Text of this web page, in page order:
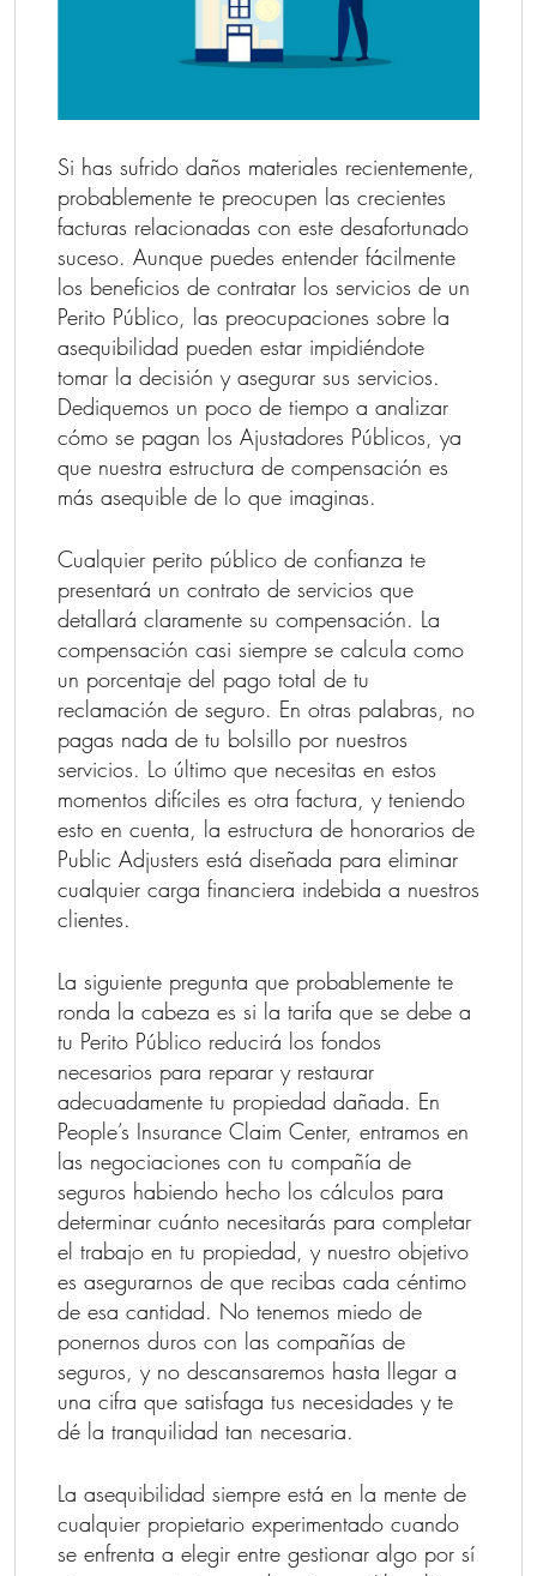
Si has sufrido daños materiales recientemente,
probablemente te preocupen las crecientes
facturas relacionadas con este desafortunado
suceso. Aunque puedes entender fácilmente
los beneficios de contratar los servicios de un
Perito Público, las preocupaciones sobre la
asequibilidad pueden estar impidiéndote
tomar la decisión y asegurar sus servicios.
Dediquemos un poco de tiempo a analizar
cómo se pagan los Ajustadores Públicos, ya
que nuestra estructura de compensación es
más asequible de lo que imaginas.
Cualquier perito público de confianza te
presentará un contrato de servicios que
detallará claramente su compensación. La
compensación casi siempre se calcula como
un porcentaje del pago total de tu
reclamación de seguro. En otras palabras, no
pagas nada de tu bolsillo por nuestros
servicios. Lo último que necesitas en estos
momentos difíciles es otra factura, y teniendo
esto en cuenta, la estructura de honorarios de
Public Adjusters está diseñada para eliminar
cualquier carga financiera indebida a nuestros
clientes.
La siguiente pregunta que probablemente te
ronda la cabeza es si la tarifa que se debe a
tu Perito Público reducirá los fondos
necesarios para reparar y restaurar
adecuadamente tu propiedad dañada. En
People’s Insurance Claim Center, entramos en
las negociaciones con tu compañía de
seguros habiendo hecho los cálculos para
determinar cuánto necesitarás para completar
el trabajo en tu propiedad, y nuestro objetivo
es asegurarnos de que recibas cada céntimo
de esa cantidad. No tenemos miedo de
ponernos duros con las compañías de
seguros, y no descansaremos hasta llegar a
una cifra que satisfaga tus necesidades y te
dé la tranquilidad tan necesaria.
La asequibilidad siempre está en la mente de
cualquier propietario experimentado cuando
se enfrenta a elegir entre gestionar algo por sí